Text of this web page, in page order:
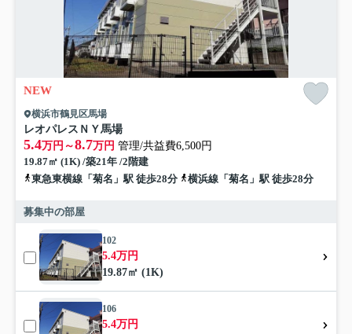
NEW
横浜市鶴見区馬場
レオパレスＮＹ馬場
5.4万円～8.7万円 管理/共益費6,500円
19.87㎡ (1K) /築21年 /2階建
東急東横線「菊名」駅 徒歩28分
横浜線「菊名」駅 徒歩28分
募集中の部屋
102
5.4万円
19.87㎡ (1K)
106
5.4万円